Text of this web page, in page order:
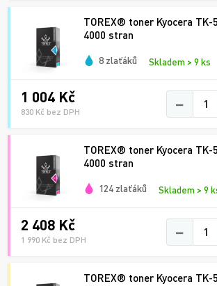
TOREX® toner Kyocera TK-
4000 stran
8 zlaťáků Skladem > 9 ks
1 004 Kč
830 Kč bez DPH −
TOREX® toner Kyocera TK-
4000 stran
124 zlaťáků Skladem > 9
2 408 Kč
1 990 Kč bez DPH −
TOREX® toner Kyocera TK-